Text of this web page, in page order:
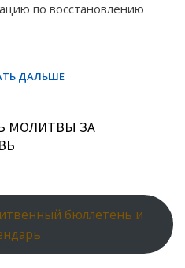
по восстановлению
МОЛИТВЫ ЗА
бюллетень и